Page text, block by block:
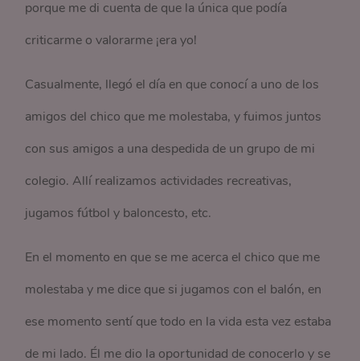
porque me di cuenta de que la única que podía
criticarme o valorarme ¡era yo!
Casualmente, llegó el día en que conocí a uno de los
amigos del chico que me molestaba, y fuimos juntos
con sus amigos a una despedida de un grupo de mi
colegio. Allí realizamos actividades recreativas,
jugamos fútbol y baloncesto, etc.
En el momento en que se me acerca el chico que me
molestaba y me dice que si jugamos con el balón, en
ese momento sentí que todo en la vida esta vez estaba
de mi lado. Él me dio la oportunidad de conocerlo y se